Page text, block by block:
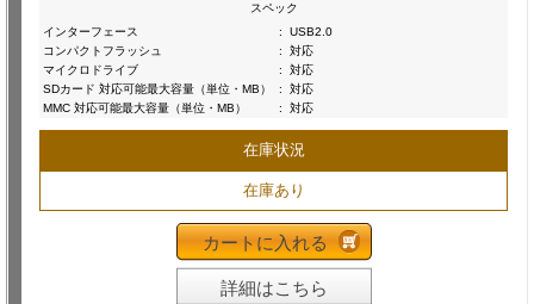
スペック
インターフェース
:
USB2.0
コンパクトフラッシュ
:
対応
マイクロドライブ
:
対応
SDカード 対応可能最大容量（単位・MB）
:
対応
MMC 対応可能最大容量（単位・MB）
: 対応
在庫状況
在庫あり
カートに入れる
詳細はこちら